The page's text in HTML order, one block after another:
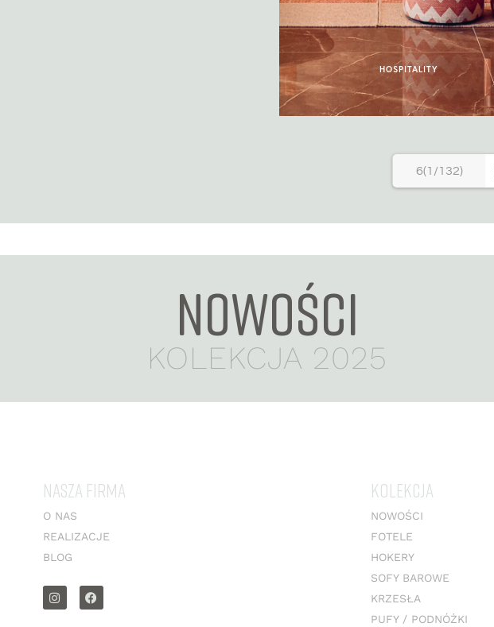
6(1/132)
NOWOŚCI
KOLEKCJA 2025
NASZA FIRMA
O NAS
REALIZACJE
BLOG
KOLEKCJA
NOWOŚCI
FOTELE
HOKERY
SOFY BAROWE
KRZESŁA
PUFY / PODNÓŻKI